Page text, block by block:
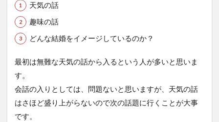
天気の話
趣味の話
どんな結婚をイメージしているのか？
最初は無難な天気の話から入るという人が多いと思いま
す。
会話の入りとしては、問題ないと思いますが、天気の話
はさほど盛り上がらないので次の話題に行くことが大事
です。